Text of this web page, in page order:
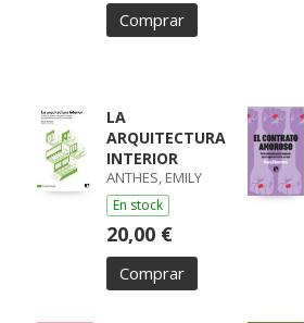
Comprar
LA
ARQUITECTURA
INTERIOR
ANTHES, EMILY
En stock
20,00 €
Comprar